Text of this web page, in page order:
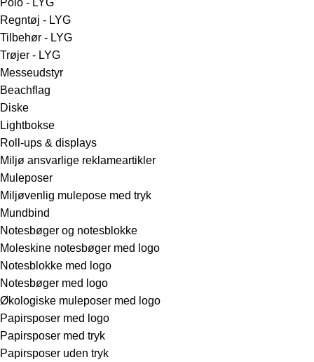
Polo - LYG
Regntøj - LYG
Tilbehør - LYG
Trøjer - LYG
Messeudstyr
Beachflag
Diske
Lightbokse
Roll-ups & displays
Miljø ansvarlige reklameartikler
Muleposer
Miljøvenlig mulepose med tryk
Mundbind
Notesbøger og notesblokke
Moleskine notesbøger med logo
Notesblokke med logo
Notesbøger med logo
Økologiske muleposer med logo
Papirsposer med logo
Papirsposer med tryk
Papirsposer uden tryk